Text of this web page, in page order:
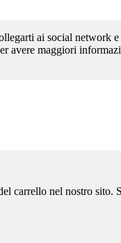
ai social network
maggiori
carrello nel nostro sito.